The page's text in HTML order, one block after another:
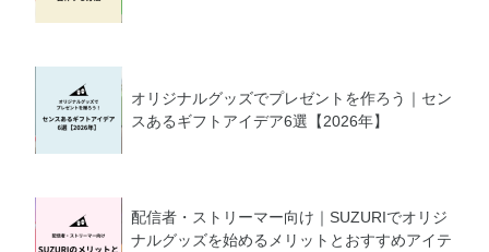
オリジナルグッズでプレゼントを作ろう｜セン
スあるギフトアイデア6選【2026年】
配信者・ストリーマー向け｜SUZURIでオリジ
ナルグッズを始めるメリットとおすすめアイテ